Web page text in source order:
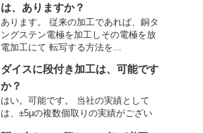
は、ありますか？
あります。 従来の加工であれば、銅タ
ングステン電極を加工しその電極を放
電加工にて 転写する方法を...
ダイスに段付き加工は、可能です
か？
はい。可能です。 当社の実績として
は、±5μの複数個取りの実績がござい
ます。 また、深さでは10...